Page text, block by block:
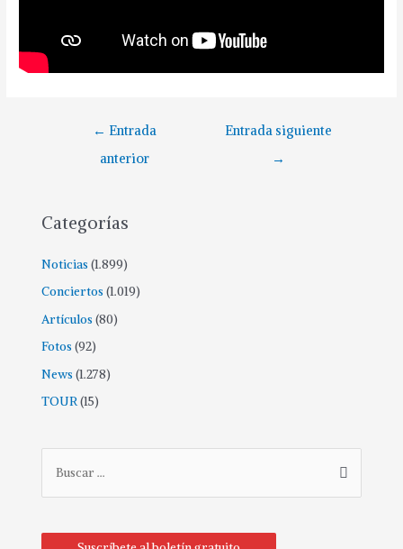
← Entrada
anterior
Entrada siguiente
→
Categorías
Noticias (1.899)
Conciertos (1.019)
Artículos (80)
Fotos (92)
News (1.278)
TOUR(15)